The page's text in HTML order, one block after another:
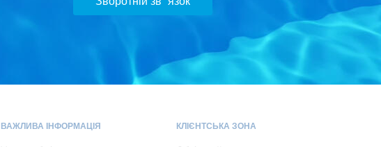
ВАЖЛИВА ІНФОРМАЦІЯ КЛІЄНТСЬКА ЗОНА